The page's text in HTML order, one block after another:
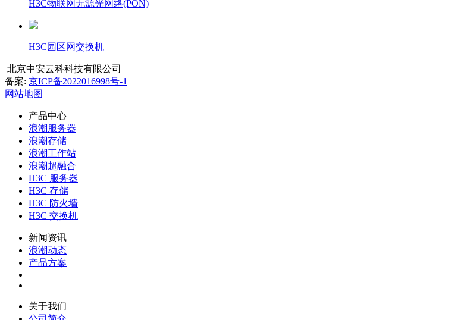
H3C物联网无源光网络(PON)
H3C园区网交换机
北京中安云科科技有限公司
备案: 京ICP备2022016998号-1
网站地图 |
产品中心
浪潮服务器
浪潮存储
浪潮工作站
浪潮超融合
H3C 服务器
H3C 存储
H3C 防火墙
H3C 交换机
新闻资讯
浪潮动态
产品方案
关于我们